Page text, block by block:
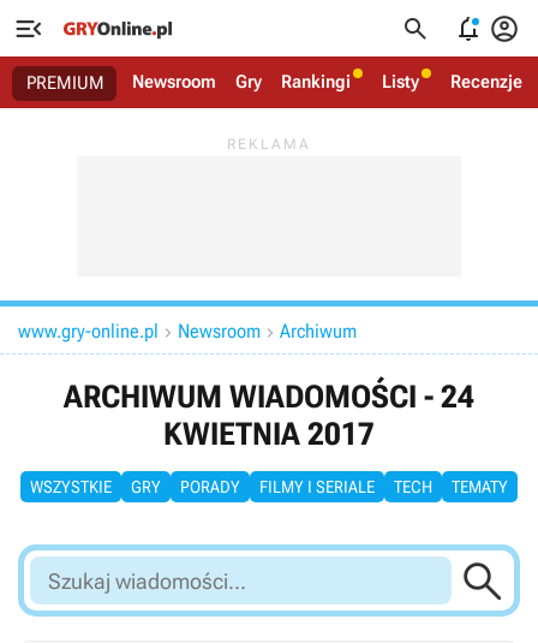
   
PREMIUM Newsroom Gry Rankingi Listy Recenzje
www.gry-online.pl  Newsroom  Archiwum
ARCHIWUM WIADOMOŚCI - 24
KWIETNIA 2017
WSZYSTKIE GRY PORADY FILMY I SERIALE TECH TEMATY
Szukaj
wiadomości...
